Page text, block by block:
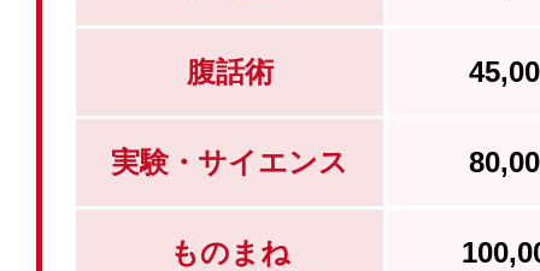
腹話術
実験・サイエンス
ものまね